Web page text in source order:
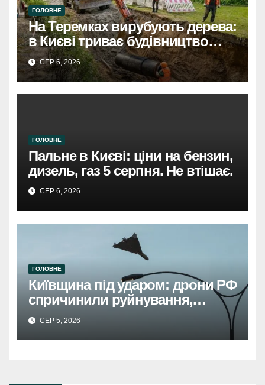
ГОЛОВНЕ
На Теремках вирубують дерева:
в Києві триває будівництво
теплотраси
СЕР 6, 2026
ГОЛОВНЕ
Пальне в Києві: ціни на бензин,
дизель, газ 5 серпня. Не втішає.
СЕР 6, 2026
ГОЛОВНЕ
Київщина під ударом: дрони РФ
спричинили руйнування,
травмовано жінку.
СЕР 5, 2026